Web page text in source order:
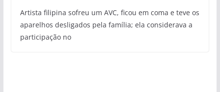
Artista filipina sofreu um AVC, ficou em coma e teve os
aparelhos desligados pela família; ela considerava a
participação no